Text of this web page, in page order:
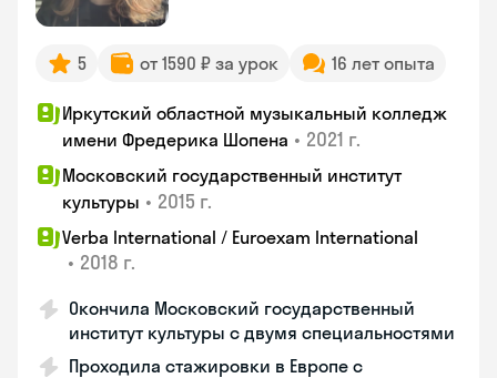
5 от 1590 ₽ за урок 16 лет опыта
Иркутский областной музыкальный колледж
имени Фредерика Шопена • 2021 г.
Московский государственный институт
культуры • 2015 г.
Verba International / Euroexam International
• 2018 г.
Окончила Московский государственный
институт культуры с двумя специальностями
Проходила стажировки в Европе с